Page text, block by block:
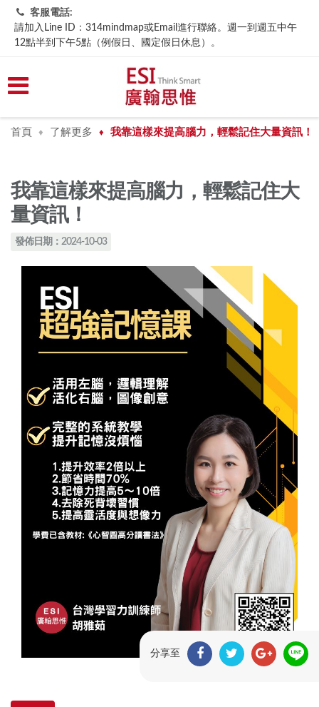
客服電話:
請加入Line ID：314mindmap或Email進行聯絡。週一到週五中午
12點半到下午5點（例假日、國定假日休息）。
首頁 ♦ 了解更多 ♦ 我靠這樣來提高腦力，輕鬆記住大量資訊！
我靠這樣來提高腦力，輕鬆記住大
量資訊！
發佈日期：2024-10-03
分享至